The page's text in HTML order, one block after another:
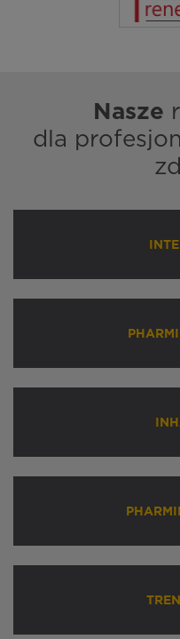
Nasze
dla